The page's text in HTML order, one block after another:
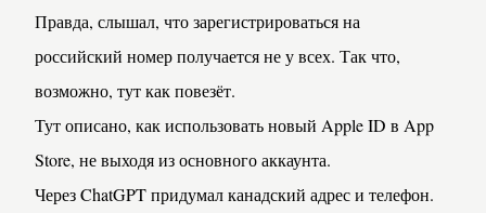
Правда, слышал, что зарегистрироваться на
российский номер получается не у всех. Так что,
возможно, тут как повезёт.
Тут описано, как использовать новый Apple ID в App
Store, не выходя из основного аккаунта.
Через ChatGPT придумал канадский адрес и телефон.